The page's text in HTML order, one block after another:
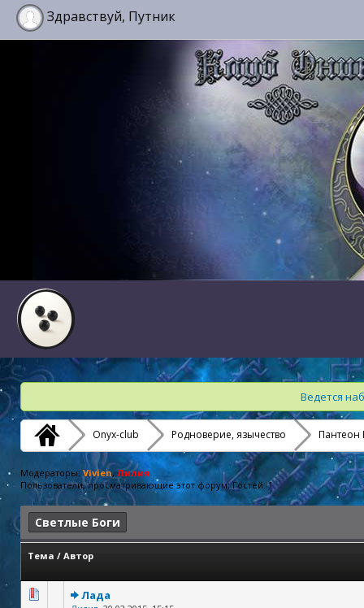
Здравствуй, Путник
Ведется
Onyx-club Родноверие, язычество Пантеон
Модераторы: Vivien, Лилия
Пользователи, просматривающие этот форум: Гостей: 1
Светлые Боги
Тема / Автор
Лада